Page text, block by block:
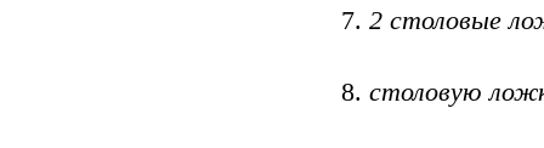
2 столовые
столовую